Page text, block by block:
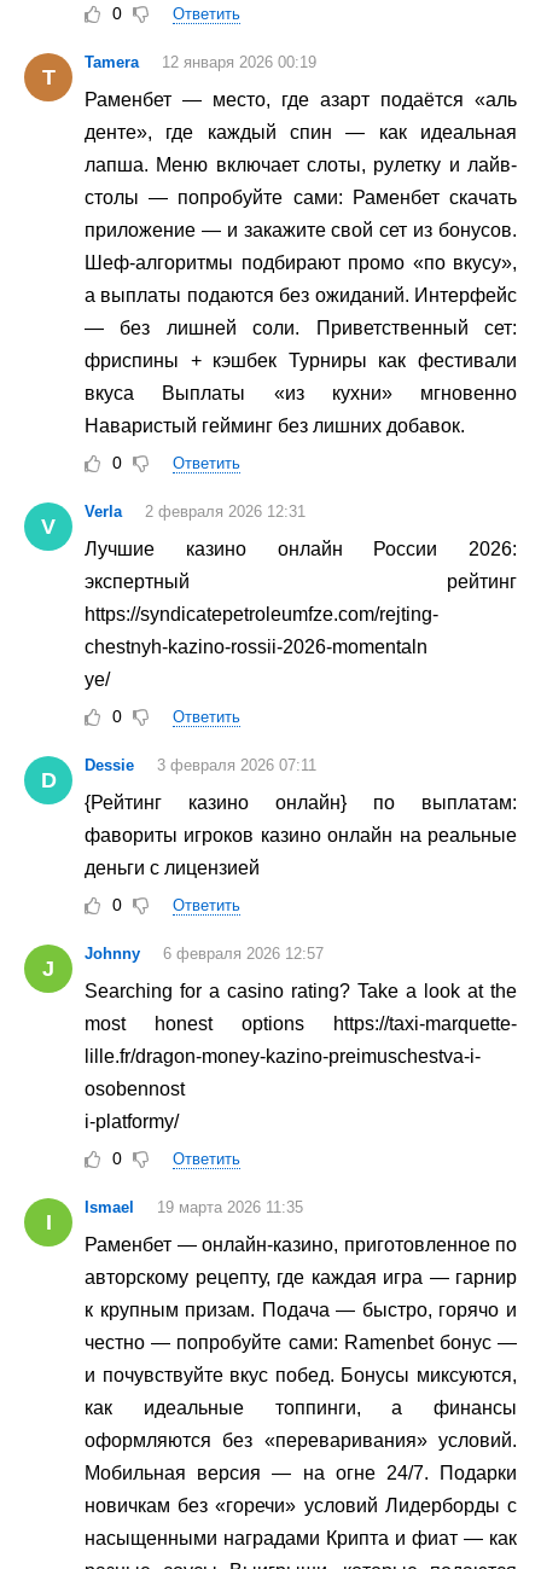
0 Ответить
T
Tamera 12 января 2026 00:19
Раменбет — место, где азарт подаётся «аль
денте», где каждый спин — как идеальная
лапша. Меню включает слоты, рулетку и лайв-
столы — попробуйте сами: Раменбет скачать
приложение — и закажите свой сет из бонусов.
Шеф-алгоритмы подбирают промо «по вкусу»,
а выплаты подаются без ожиданий. Интерфейс
— без лишней соли. Приветственный сет:
фриспины + кэшбек Турниры как фестивали
вкуса Выплаты «из кухни» мгновенно
Наваристый гейминг без лишних добавок.
0 Ответить
V
Verla 2 февраля 2026 12:31
Лучшие казино онлайн России 2026:
экспертный рейтинг
https://syndicatepetroleumfze.com/rejting-
chestnyh-kazino-rossii-2026-momentaln
ye/
0 Ответить
D
Dessie 3 февраля 2026 07:11
{Рейтинг казино онлайн} по выплатам:
фавориты игроков казино онлайн на реальные
деньги с лицензией
0 Ответить
J
Johnny 6 февраля 2026 12:57
Searching for a casino rating? Take a look at the
most honest options https://taxi-marquette-
lille.fr/dragon-money-kazino-preimuschestva-i-
osobennost
i-platformy/
0 Ответить
I
Ismael 19 марта 2026 11:35
Раменбет — онлайн-казино, приготовленное по
авторскому рецепту, где каждая игра — гарнир
к крупным призам. Подача — быстро, горячо и
честно — попробуйте сами: Ramenbet бонус —
и почувствуйте вкус побед. Бонусы миксуются,
как идеальные топпинги, а финансы
оформляются без «переваривания» условий.
Мобильная версия — на огне 24/7. Подарки
новичкам без «горечи» условий Лидерборды с
насыщенными наградами Крипта и фиат — как